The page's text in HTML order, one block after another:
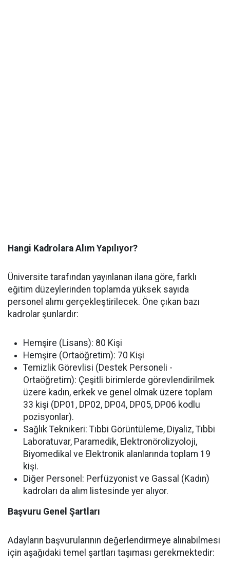
Hangi Kadrolara Alım Yapılıyor?
Üniversite tarafından yayınlanan ilana göre, farklı
eğitim düzeylerinden toplamda yüksek sayıda
personel alımı gerçekleştirilecek. Öne çıkan bazı
kadrolar şunlardır:
Hemşire (Lisans): 80 Kişi
Hemşire (Ortaöğretim): 70 Kişi
Temizlik Görevlisi (Destek Personeli -
Ortaöğretim): Çeşitli birimlerde görevlendirilmek
üzere kadın, erkek ve genel olmak üzere toplam
33 kişi (DP01, DP02, DP04, DP05, DP06 kodlu
pozisyonlar).
Sağlık Teknikeri: Tıbbi Görüntüleme, Diyaliz, Tıbbi
Laboratuvar, Paramedik, Elektronörolizyoloji,
Biyomedikal ve Elektronik alanlarında toplam 19
kişi.
Diğer Personel: Perfüzyonist ve Gassal (Kadın)
kadroları da alım listesinde yer alıyor.
Başvuru Genel Şartları
Adayların başvurularının değerlendirmeye alınabilmesi
için aşağıdaki temel şartları taşıması gerekmektedir: